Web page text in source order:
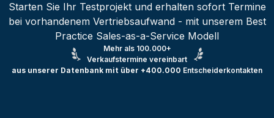
Starten Sie Ihr Testprojekt und erhalten sofort Termine
bei vorhandenem Vertriebsaufwand - mit unserem Best
Practice Sales-as-a-Service Modell
Mehr als 100.000+
Verkaufstermine vereinbart
aus unserer Datenbank mit über +400.000 Entscheiderkontakten